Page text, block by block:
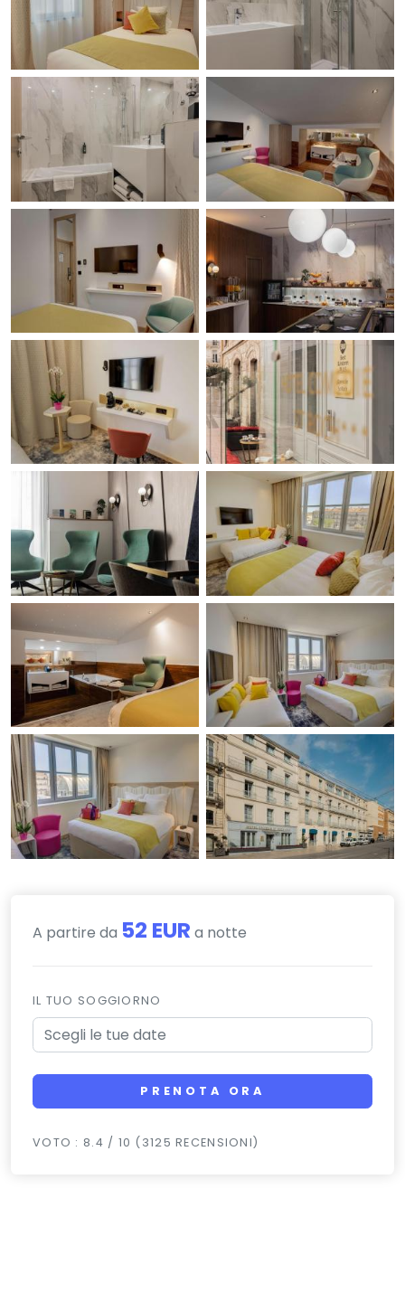
A partire da 52 EUR a notte
IL TUO SOGGIORNO
PRENOTA ORA
VOTO : 8.4 / 10 (3125 RECENSIONI)